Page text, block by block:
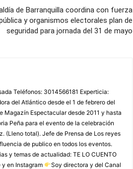
de Barranquilla coordina con fuerza
y organismos electorales plan de
seguridad para jornada del 31 de mayo
Teléfonos: 3014566181 Experticia:
del Atlántico desde el 1 de febrero del
Magazín Espectacular desde 2011 y hasta
Peña para el evento de la celebración
(Lleno total). Jefe de Prensa de Los reyes
de publico en todos los eventos.
y temas de actualidad: TE LO CUENTO
en Instagram
Soy directora y del Canal